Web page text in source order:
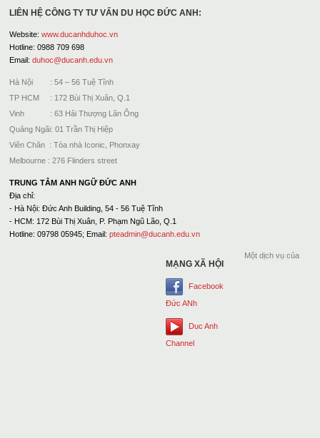
LIÊN HỆ CÔNG TY TƯ VẤN DU HỌC ĐỨC ANH:
Website: www.ducanhduhoc.vn
Hotline: 0988 709 698
Email: duhoc@ducanh.edu.vn
Hà Nội : 54 – 56 Tuệ Tĩnh
TP HCM : 172 Bùi Thị Xuân, Q.1
Vinh : 63 Hải Thượng Lãn Ông
Quảng Ngãi: 01 Trần Thị Hiệp
Viên Chăn : Tòa nhà Iconic, Phonxay
Melbourne : 276 Flinders street
TRUNG TÂM ANH NGỮ ĐỨC ANH
Địa chỉ:
- Hà Nội: Đức Anh Building, 54 - 56 Tuệ Tĩnh
- HCM: 172 Bùi Thị Xuân, P. Phạm Ngũ Lão, Q.1
Hotline: 09798 05945; Email: pteadmin@ducanh.edu.vn
MẠNG XÃ HỘI
Facebook
Đức ANh
Duc Anh
Channel
Một dịch vụ của